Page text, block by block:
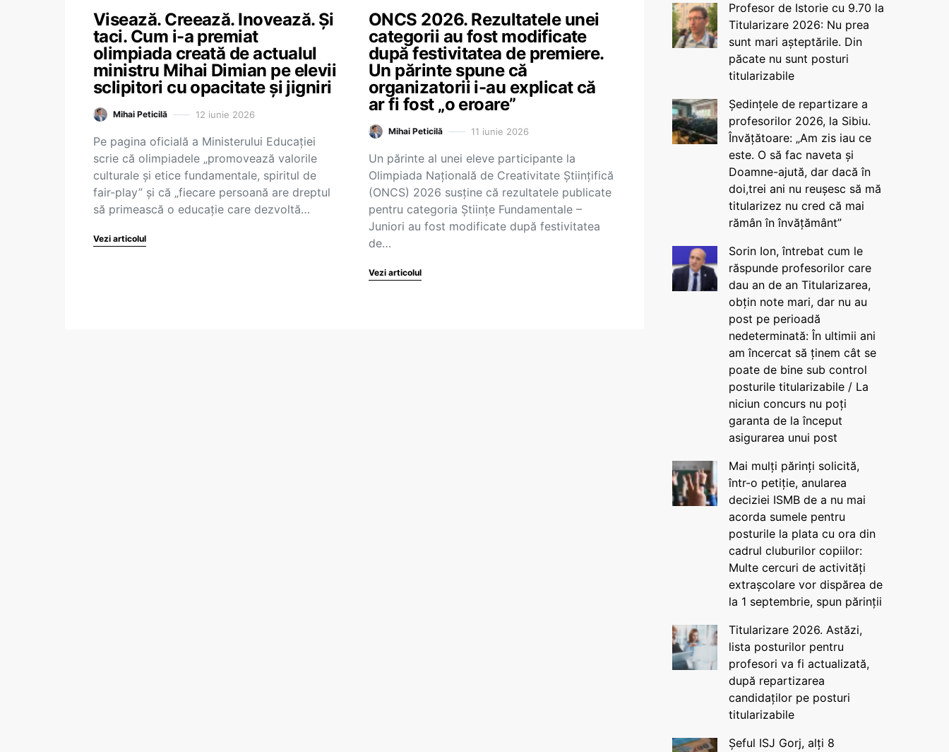
Visează. Creează. Inovează. Și
taci. Cum i-a premiat
olimpiada creată de actualul
ministru Mihai Dimian pe elevii
sclipitori cu opacitate și jigniri
Mihai Peticilă 12 iunie 2026
Pe pagina oficială a Ministerului Educației
scrie că olimpiadele „promovează valorile
culturale și etice fundamentale, spiritul de
fair-play” și că „fiecare persoană are dreptul
să primească o educație care dezvoltă…
Vezi articolul
ONCS 2026. Rezultatele unei
categorii au fost modificate
după festivitatea de premiere.
Un părinte spune că
organizatorii i-au explicat că
ar fi fost „o eroare”
Mihai Peticilă 11 iunie 2026
Un părinte al unei eleve participante la
Olimpiada Națională de Creativitate Științifică
(ONCS) 2026 susține că rezultatele publicate
pentru categoria Științe Fundamentale –
Juniori au fost modificate după festivitatea
de…
Vezi articolul
Profesor de Istorie cu 9.70 la
Titularizare 2026: Nu prea
sunt mari așteptările. Din
păcate nu sunt posturi
titularizabile
Ședințele de repartizare a
profesorilor 2026, la Sibiu.
Învățătoare: „Am zis iau ce
este. O să fac naveta și
Doamne-ajută, dar dacă în
doi,trei ani nu reușesc să mă
titularizez nu cred că mai
rămân în învățământ”
Sorin Ion, întrebat cum le
răspunde profesorilor care
dau an de an Titularizarea,
obțin note mari, dar nu au
post pe perioadă
nedeterminată: În ultimii ani
am încercat să ținem cât se
poate de bine sub control
posturile titularizabile / La
niciun concurs nu poți
garanta de la început
asigurarea unui post
Mai mulți părinți solicită,
într-o petiție, anularea
deciziei ISMB de a nu mai
acorda sumele pentru
posturile la plata cu ora din
cadrul cluburilor copiilor:
Multe cercuri de activități
extrașcolare vor dispărea de
la 1 septembrie, spun părinții
Titularizare 2026. Astăzi,
lista posturilor pentru
profesori va fi actualizată,
după repartizarea
candidaților pe posturi
titularizabile
Șeful ISJ Gorj, alți 8